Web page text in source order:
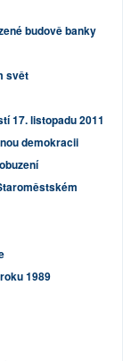
budově banky
svět
17. listopadu 2011
demokracii
1989